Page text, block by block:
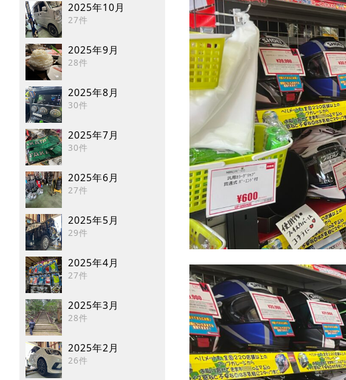
2025年10月
27件
2025年9月
28件
2025年8月
30件
2025年7月
30件
2025年6月
27件
2025年5月
29件
2025年4月
27件
2025年3月
28件
2025年2月
26件